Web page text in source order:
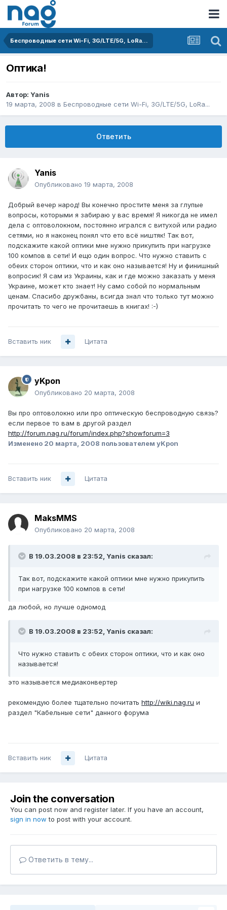
Беспроводные сети Wi-Fi, 3G/LTE/5G, LoRa...
Оптика!
Автор: Yanis
19 марта, 2008 в Беспроводные сети Wi-Fi, 3G/LTE/5G, LoRa...
Ответить
Yanis
Опубликовано 19 марта, 2008
Добрый вечер народ! Вы конечно простите меня за глупые
вопросы, которыми я забираю у вас время! Я никогда не имел
дела с оптоволокном, постоянно игрался с витухой или радио
сетями, но я наконец понял что ето всё ништяк! Так вот,
подскажите какой оптики мне нужно прикупить при нагрузке
100 компов в сети! И ещо один вопрос. Что нужно ставить с
обеих сторон оптики, что и как оно называется! Ну и финишный
вопросик! Я сам из Украины, как и где можно заказать у меня
Украине, может кто знает! Ну само собой по нормальным
ценам. Спасибо дружбаны, всигда знал что только тут можно
прочитать то чего не прочитаешь в книгах! :-)
Вставить ник Цитата
yKpon
Опубликовано 20 марта, 2008
Вы про оптоволокно или про оптическую беспроводную связь?
если первое то вам в другой раздел
http://forum.nag.ru/forum/index.php?showforum=3
Изменено 20 марта, 2008 пользователем yKpon
Вставить ник Цитата
MaksMMS
Опубликовано 20 марта, 2008
В 19.03.2008 в 23:52, Yanis сказал:
Так вот, подскажите какой оптики мне нужно прикупить
при нагрузке 100 компов в сети!
да любой, но лучше одномод
В 19.03.2008 в 23:52, Yanis сказал:
Что нужно ставить с обеих сторон оптики, что и как оно
называется!
это называется медиаконвертер
рекомендую более тщательно почитать http://wiki.nag.ru и
раздел "Кабельные сети" данного форума
Вставить ник Цитата
Join the conversation
You can post now and register later. If you have an account,
sign in now to post with your account.
Ответить в тему...